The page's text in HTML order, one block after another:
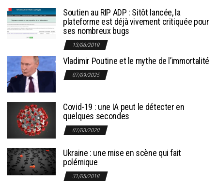
Soutien au RIP ADP : Sitôt lancée, la
plateforme est déjà vivement critiquée pour
ses nombreux bugs
13/06/2019
Vladimir Poutine et le mythe de l’immortalité
07/09/2025
Covid-19 : une IA peut le détecter en
quelques secondes
07/03/2020
Ukraine : une mise en scène qui fait
polémique
31/05/2018